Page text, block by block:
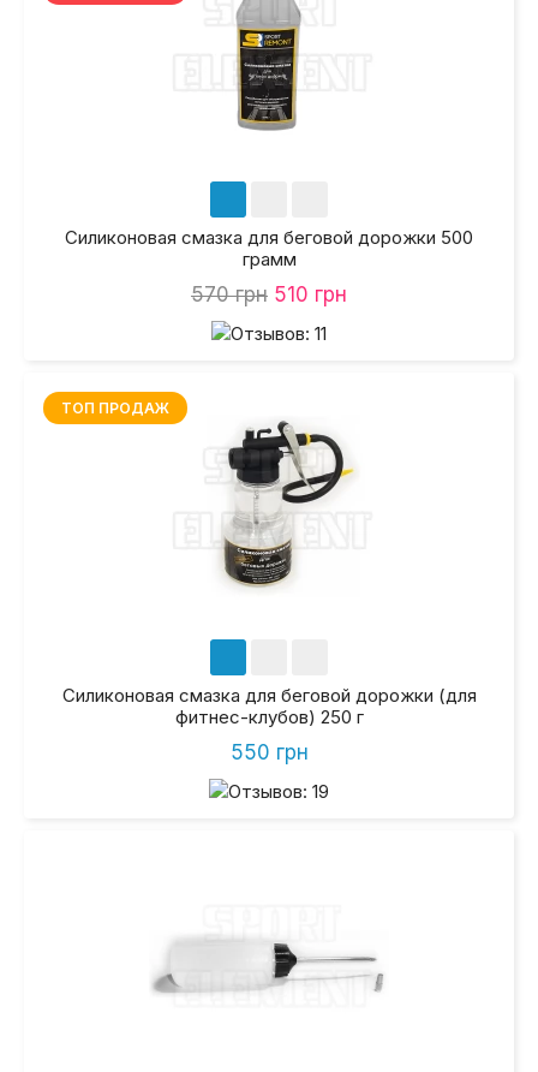
Силиконовая смазка для беговой дорожки 500
грамм
570 грн 510 грн
ТОП ПРОДАЖ
Силиконовая смазка для беговой дорожки (для
фитнес-клубов) 250 г
550 грн